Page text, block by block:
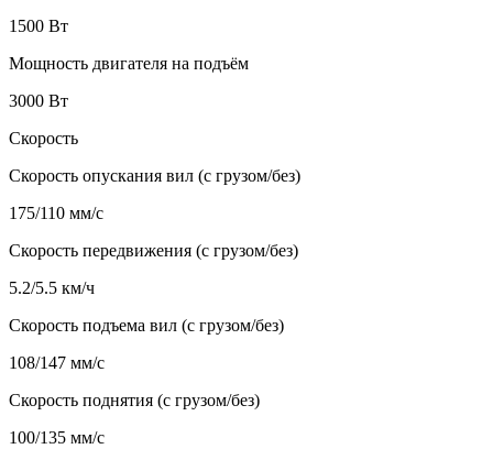
1500 Вт
Мощность двигателя на подъём
3000 Вт
Скорость
Скорость опускания вил (с грузом/без)
175/110 мм/с
Скорость передвижения (с грузом/без)
5.2/5.5 км/ч
Скорость подъема вил (с грузом/без)
108/147 мм/с
Скорость поднятия (с грузом/без)
100/135 мм/с